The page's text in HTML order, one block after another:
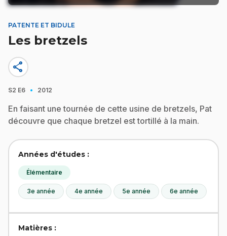
PATENTE ET BIDULE
Les bretzels
share
S2 E6 · 2012
En faisant une tournée de cette usine de bretzels, Pat
découvre que chaque bretzel est tortillé à la main.
Années d'études :
Élémentaire
3e année 4e année 5e année 6e année
Matières :